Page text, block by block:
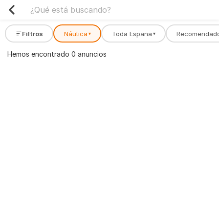
Filtros Náutica ▾ Toda España ▾
Hemos encontrado 0 anuncios